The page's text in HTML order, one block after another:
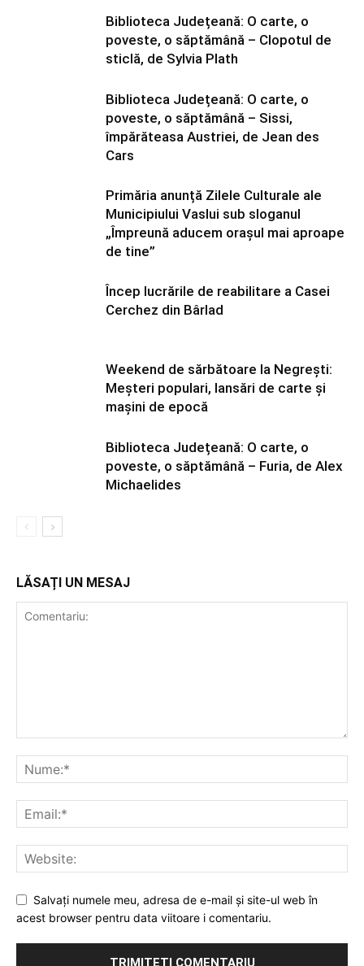
Biblioteca Județeană: O carte, o
poveste, o săptămână – Clopotul de
sticlă, de Sylvia Plath
Biblioteca Județeană: O carte, o
poveste, o săptămână – Sissi,
împărăteasa Austriei, de Jean des
Cars
Primăria anunță Zilele Culturale ale
Municipiului Vaslui sub sloganul
„Împreună aducem orașul mai aproape
de tine”
Încep lucrările de reabilitare a Casei
Cerchez din Bârlad
Weekend de sărbătoare la Negrești:
Meșteri populari, lansări de carte și
mașini de epocă
Biblioteca Județeană: O carte, o
poveste, o săptămână – Furia, de Alex
Michaelides
LĂSAȚI UN MESAJ
Salvați numele meu, adresa de e-mail și site-ul web în
acest browser pentru data viitoare i comentariu.